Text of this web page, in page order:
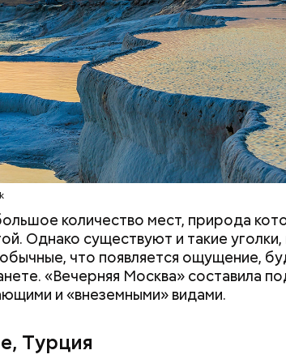
количество мест, природа
Однако существуют и такие
что появляется ощущение,
«Вечерняя Москва» составила
и «внеземными» видами.
Турция
США, а потом и во всем мире. Кроме
Massimo Dutti, Bershka,
Бизнесмен сейчас на пенсии,
акции своей компании.
в 148 миллиардов долларов.